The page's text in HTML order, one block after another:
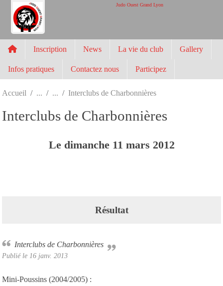
Judo Ouest Grand Lyon
Inscription News La vie du club Gallery
Infos pratiques Contactez nous Participez
Accueil Interclubs de Charbonnières
Interclubs de Charbonnières
Le dimanche 11 mars 2012
Résultat
Interclubs de Charbonnières
Publié le 16 janv. 2013
Mini-Poussins (2004/2005) :
Panneau de gestion des cookies